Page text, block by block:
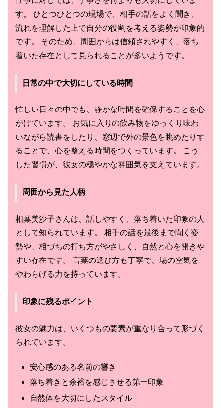
す。 ひとつひとつの現場で、相手の話をよく聞き、
流れを理解した上で自分の役割を考える姿勢が印象的
です。 そのため、周囲からは信頼されやすく、落ち
着いた存在として見られることが多いようです。
日常の中で大切にしている時間
忙しい日々の中でも、静かな時間を確保することを心
がけています。 お気に入りの飲み物をゆっくり味わ
いながら読書をしたり、窓辺で外の景色を眺めたりす
ることで、心を整える時間をつくっています。 こう
した習慣が、彼女の穏やかな雰囲気を支えています。
周囲から見た人柄
相葉美沙子さんは、話しやすく、落ち着いた印象の人
として知られています。 相手の話を最後まで聞く姿
勢や、相づちの打ち方がやさしく、自然と心を開きや
すい存在です。 言葉の選び方も丁寧で、場の空気を
やわらげる力を持っています。
印象に残るポイント
彼女の魅力は、いくつもの要素が重なり合って形づく
られています。
安心感のある名前の響き
落ち着きと余裕を感じさせる第一印象
自然体を大切にしたスタイル